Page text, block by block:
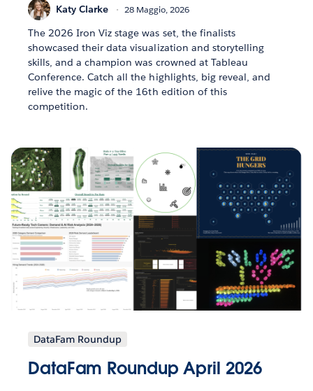
Katy Clarke 28 Maggio, 2026
The 2026 Iron Viz stage was set, the finalists
showcased their data visualization and storytelling
skills, and a champion was crowned at Tableau
Conference. Catch all the highlights, big reveal, and
relive the magic of the 16th edition of this
competition.
DataFam Roundup
DataFam Roundup April 2026